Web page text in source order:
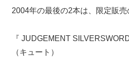
2004年の最後の2本は、限定販売
『 JUDGEMENT
（キュート）